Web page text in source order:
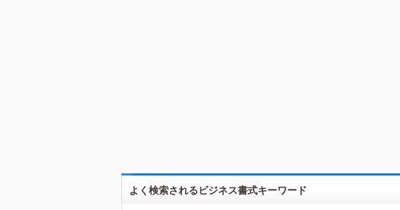
よく検索されるビジネス書式キーワード